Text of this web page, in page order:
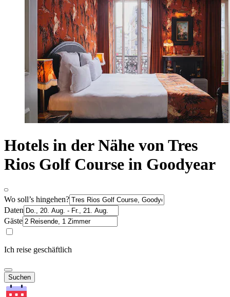
Hotels in der Nähe von Tres
Rios Golf Course in Goodyear
Wo soll’s hingehen?
Daten
Gäste
Ich reise geschäftlich
Suchen